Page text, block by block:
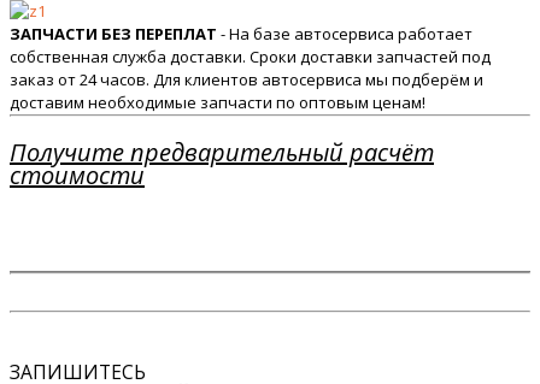
ЗАПЧАСТИ БЕЗ ПЕРЕПЛАТ - На базе автосервиса работает
собственная служба доставки. Сроки доставки запчастей под
заказ от 24 часов. Для клиентов автосервиса мы подберём и
доставим необходимые запчасти по оптовым ценам!
Получите предварительный расчёт
стоимости
ЗАПИШИТЕСЬ